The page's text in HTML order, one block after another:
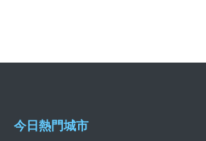
今日熱門城市